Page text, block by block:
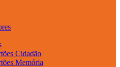
Cidadão
Memória